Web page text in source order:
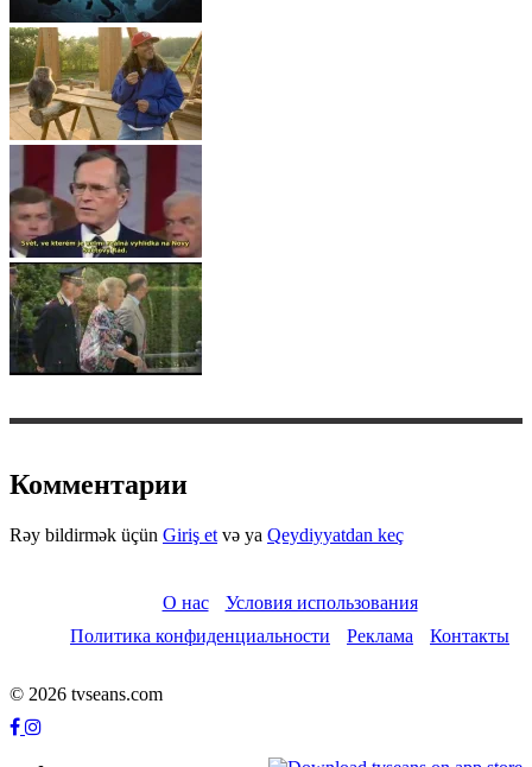
Комментарии
Rəy bildirmək üçün Giriş et və ya Qeydiyyatdan keç
О нас
Условия использования
Политика конфиденциальности
Реклама Контакты
© 2026 tvseans.com